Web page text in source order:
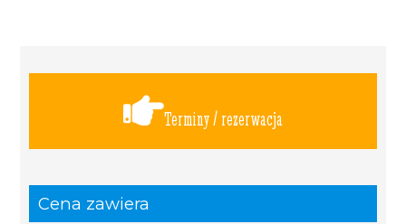
Terminy / rezerwacja
Cena zawiera